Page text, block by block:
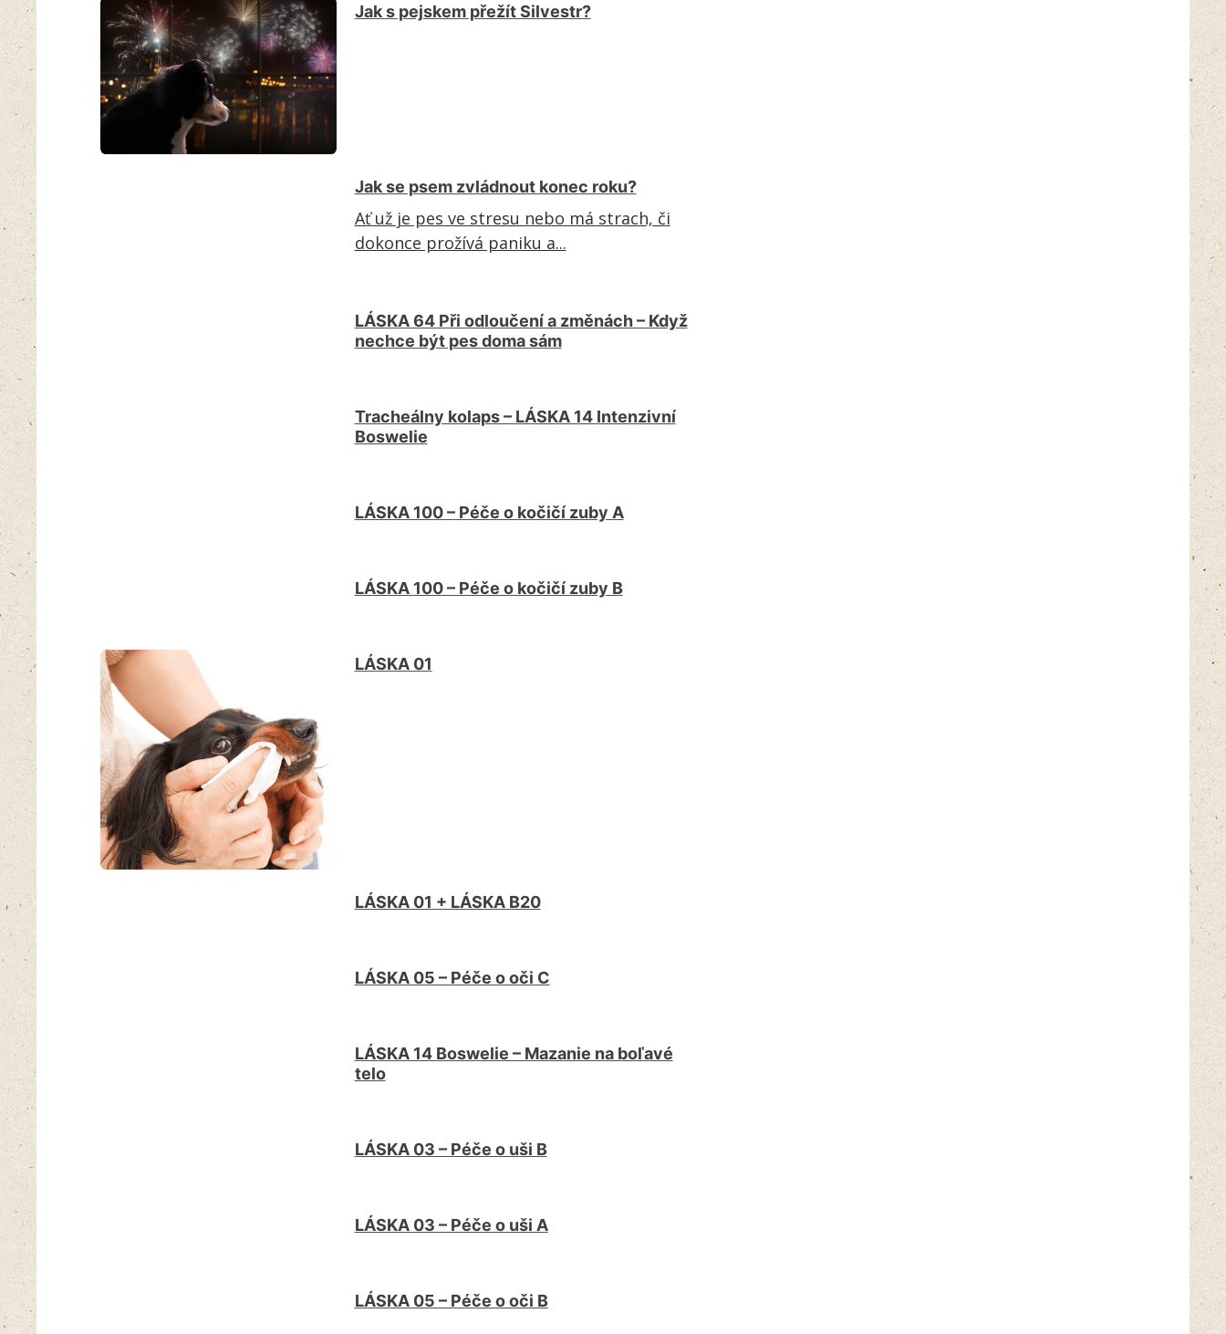
Jak s pejskem přežít Silvestr?
Jak se psem zvládnout konec roku?
Ať už je pes ve stresu nebo má strach, či
dokonce prožívá paniku a...
LÁSKA 64 Při odloučení a změnách – Když
nechce být pes doma sám
Tracheálny kolaps – LÁSKA 14 Intenzivní
Boswelie
LÁSKA 100 – Péče o kočičí zuby A
LÁSKA 100 – Péče o kočičí zuby B
LÁSKA 01
LÁSKA 01 + LÁSKA B20
LÁSKA 05 – Péče o oči C
LÁSKA 14 Boswelie – Mazanie na boľavé
telo
LÁSKA 03 – Péče o uši B
LÁSKA 03 – Péče o uši A
LÁSKA 05 – Péče o oči B